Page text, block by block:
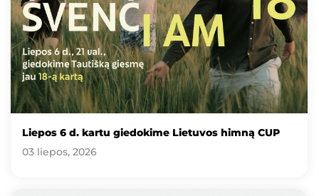
Liepos 6 d. kartu giedokime Lietuvos himną CUP
03 liepos, 2026